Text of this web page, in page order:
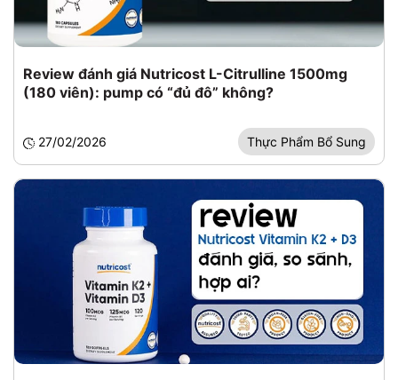
Review đánh giá Nutricost L-Citrulline 1500mg
(180 viên): pump có “đủ đô” không?
27/02/2026 Thực Phẩm Bổ Sung